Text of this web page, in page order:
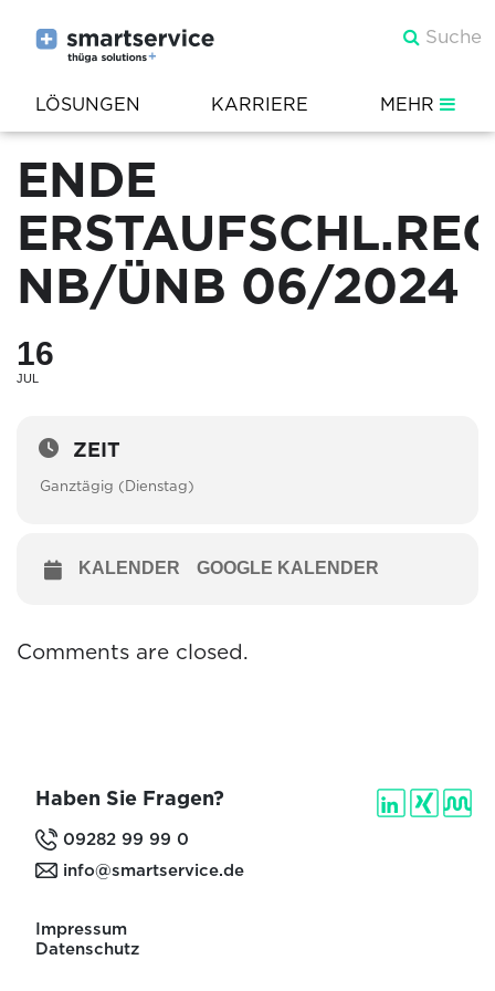
LÖSUNGEN KARRIERE MEHR
ENDE
NB/ÜNB 06/2024
16
JUL
ZEIT
Ganztägig (Dienstag)
KALENDER GOOGLE KALENDER
Comments are closed.
Haben Sie Fragen?
09282 99 99 0
info@smartservice.de
Impressum
Datenschutz